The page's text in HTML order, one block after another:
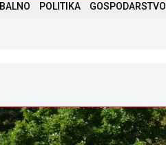
POLITIKA GOSPODARSTVO